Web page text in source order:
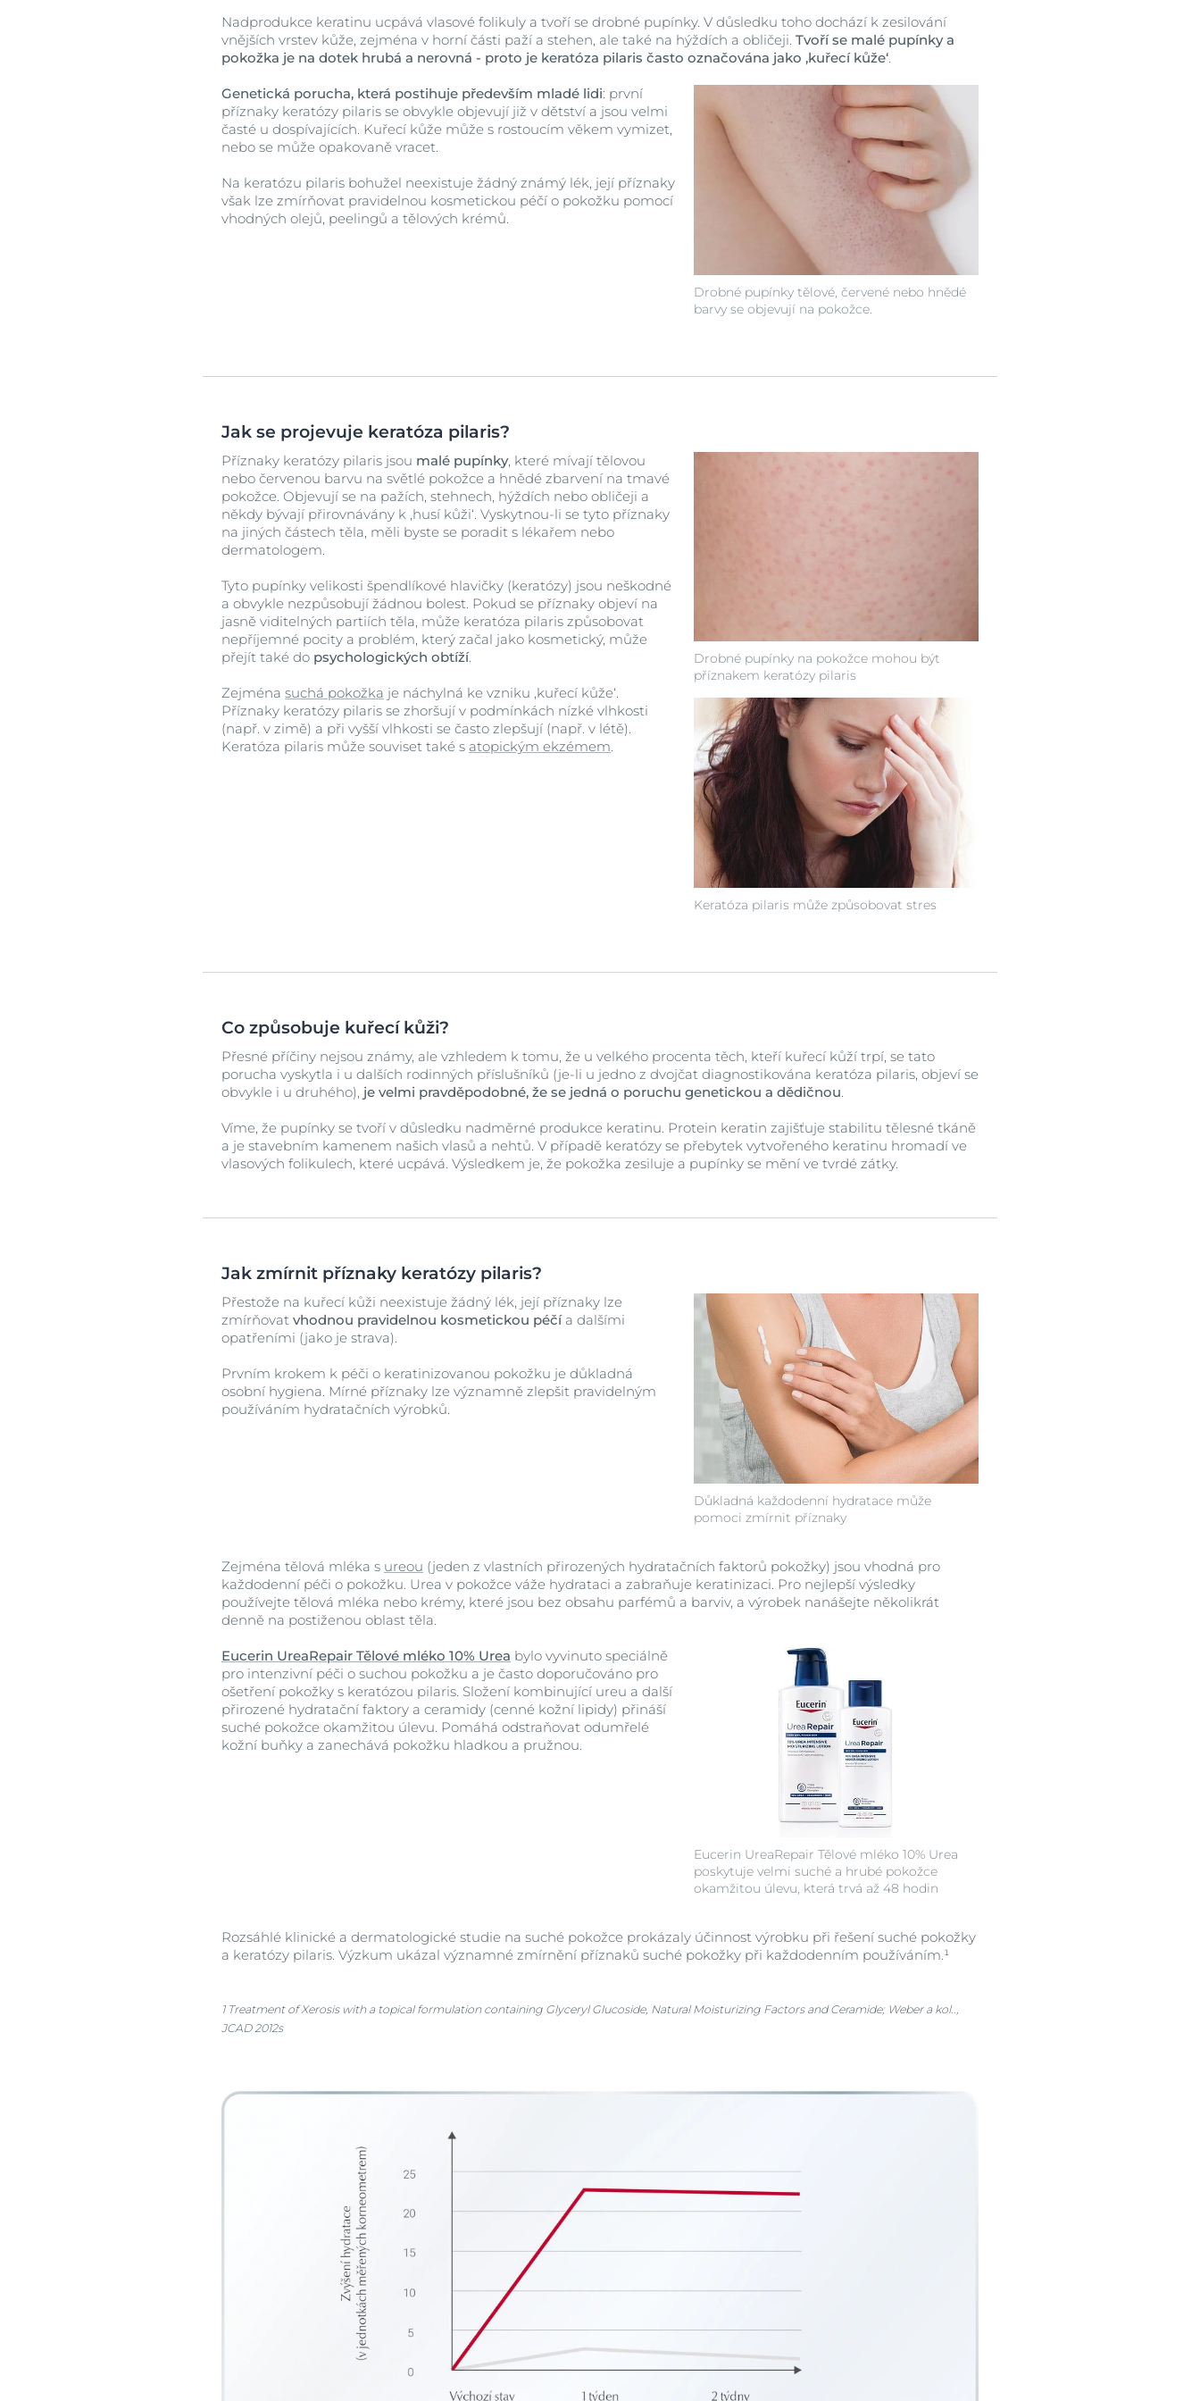
Zobrazit všechny
produkty
Nadprodukce keratinu ucpává vlasové folikuly a tvoří se drobné pupínky. V důsledku toho dochází k zesilování
vnějších vrstev kůže, zejména v horní části paží a stehen, ale také na hýždích a obličeji. Tvoří se malé pupínky a
pokožka je na dotek hrubá a nerovná - proto je keratóza pilaris často označována jako ‚kuřecí kůže‘.
Drobné pupínky tělové, červené nebo hnědé
barvy se objevují na pokožce.
Genetická porucha, která postihuje především mladé lidi: první
příznaky keratózy pilaris se obvykle objevují již v dětství a jsou velmi
časté u dospívajících. Kuřecí kůže může s rostoucím věkem vymizet,
nebo se může opakovaně vracet.
Na keratózu pilaris bohužel neexistuje žádný známý lék, její příznaky
však lze zmírňovat pravidelnou kosmetickou péčí o pokožku pomocí
vhodných olejů, peelingů a tělových krémů.
Jak se projevuje keratóza pilaris?
Drobné pupínky na pokožce mohou být
příznakem keratózy pilaris
Keratóza pilaris může způsobovat stres
Příznaky keratózy pilaris jsou malé pupínky, které mívají tělovou
nebo červenou barvu na světlé pokožce a hnědé zbarvení na tmavé
pokožce. Objevují se na pažích, stehnech, hýždích nebo obličeji a
někdy bývají přirovnávány k ‚husí kůži‘. Vyskytnou-li se tyto příznaky
na jiných částech těla, měli byste se poradit s lékařem nebo
dermatologem.
Tyto pupínky velikosti špendlíkové hlavičky (keratózy) jsou neškodné
a obvykle nezpůsobují žádnou bolest. Pokud se příznaky objeví na
jasně viditelných partiích těla, může keratóza pilaris způsobovat
nepříjemné pocity a problém, který začal jako kosmetický, může
přejít také do psychologických obtíží.
Zejména suchá pokožka je náchylná ke vzniku ‚kuřecí kůže‘.
Příznaky keratózy pilaris se zhoršují v podmínkách nízké vlhkosti
(např. v zimě) a při vyšší vlhkosti se často zlepšují (např. v létě).
Keratóza pilaris může souviset také s atopickým ekzémem
Co způsobuje kuřecí kůži?
Přesné příčiny nejsou známy, ale vzhledem k tomu, že u velkého procenta těch, kteří kuřecí kůží trpí, se tato
porucha vyskytla i u dalších rodinných příslušníků (je-li u jedno z dvojčat diagnostikována keratóza pilaris, objeví se
obvykle i u druhého), je velmi pravděpodobné, že se jedná o poruchu genetickou a dědičnou.
Víme, že pupínky se tvoří v důsledku nadměrné produkce keratinu. Protein keratin zajišťuje stabilitu tělesné tkáně
a je stavebním kamenem našich vlasů a nehtů. V případě keratózy se přebytek vytvořeného keratinu hromadí ve
vlasových folikulech, které ucpává. Výsledkem je, že pokožka zesiluje a pupínky se mění ve tvrdé zátky.
Jak zmírnit příznaky keratózy pilaris?
Důkladná každodenní hydratace může
pomoci zmírnit příznaky
Přestože na kuřecí kůži neexistuje žádný lék, její příznaky lze
zmírňovat vhodnou pravidelnou kosmetickou péčía dalšími
opatřeními (jako je strava).
Prvním krokem k péči o keratinizovanou pokožku je důkladná
osobní hygiena. Mírné příznaky lze významně zlepšit pravidelným
používáním hydratačních výrobků.
Zejména tělová mléka s ureou (jeden z vlastních přirozených hydratačních faktorů pokožky) jsou vhodná pro
každodenní péči o pokožku. Urea v pokožce váže hydrataci a zabraňuje keratinizaci. Pro nejlepší výsledky
používejte tělová mléka nebo krémy, které jsou bez obsahu parfémů a barviv, a výrobek nanášejte několikrát
denně na postiženou oblast těla.
Eucerin UreaRepair Tělové mléko 10% Urea
poskytuje velmi suché a hrubé pokožce
okamžitou úlevu, která trvá až 48 hodin
Eucerin UreaRepair Tělové mléko 10% Urea bylo vyvinuto speciálně
pro intenzivní péči o suchou pokožku a je často doporučováno pro
ošetření pokožky s keratózou pilaris. Složení kombinující ureu a další
přirozené hydratační faktory a ceramidy (cenné kožní lipidy) přináší
suché pokožce okamžitou úlevu. Pomáhá odstraňovat odumřelé
kožní buňky a zanechává pokožku hladkou a pružnou.
Rozsáhlé klinické a dermatologické studie na suché pokožce prokázaly účinnost výrobku při řešení suché pokožky
a keratózy pilaris. Výzkum ukázal významné zmírnění příznaků suché pokožky při každodenním používáním.¹
1 Treatment of Xerosis with a topical formulation containing Glyceryl Glucoside, Natural Moisturizing Factors and Ceramide; Weber a kol..,
JCAD 2012s